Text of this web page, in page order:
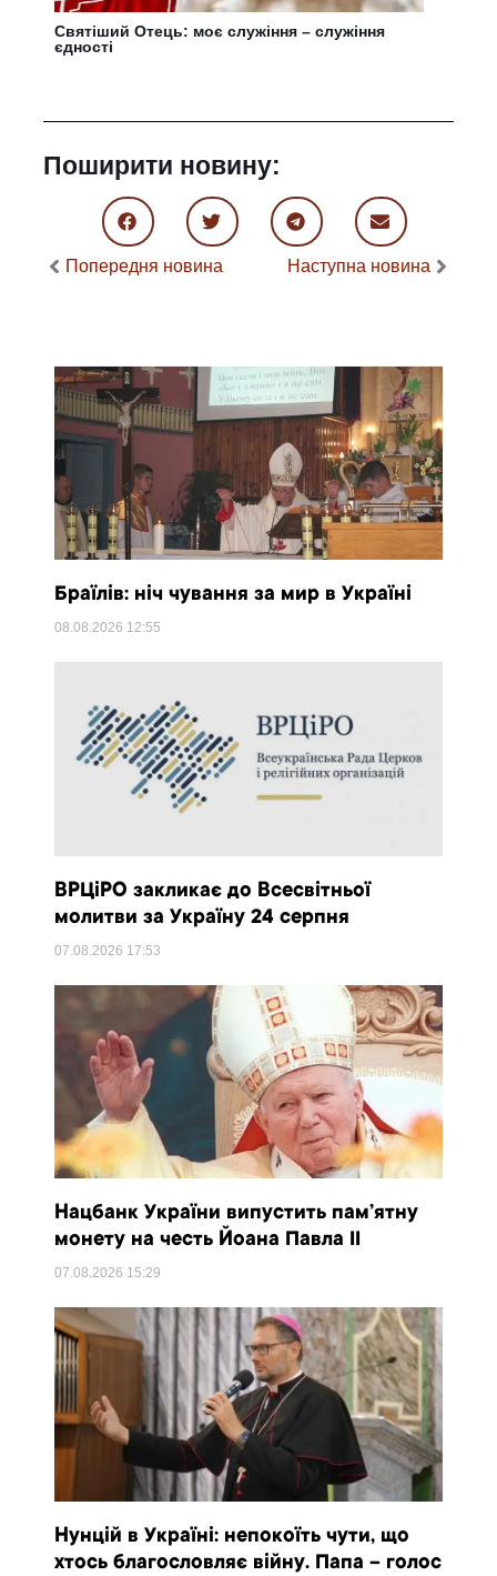
Святіший Отець: моє служіння – служіння
єдності
Поширити новину:
Попередня новина Наступна новина
Браїлів: ніч чування за мир в Україні
08.08.2026 12:55
ВРЦіРО закликає до Всесвітньої
молитви за Україну 24 серпня
07.08.2026 17:53
Нацбанк України випустить пам’ятну
монету на честь Йоана Павла II
07.08.2026 15:29
Нунцій в Україні: непокоїть чути, що
хтось благословляє війну. Папа – голос